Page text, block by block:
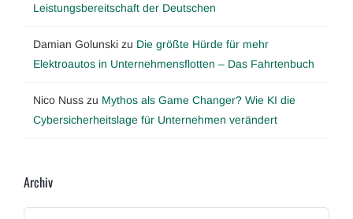
Leistungsbereitschaft der Deutschen
Damian Golunski zu Die größte Hürde für mehr
Elektroautos in Unternehmensflotten – Das Fahrtenbuch
Nico Nuss zu Mythos als Game Changer? Wie KI die
Cybersicherheitslage für Unternehmen verändert
Archiv